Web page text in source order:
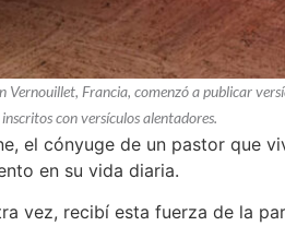
Vernouillet, Francia, comenzó a publicar
con versículos alentadores.
el cónyuge de un pastor que
en su vida diaria.
vez, recibí esta fuerza de la